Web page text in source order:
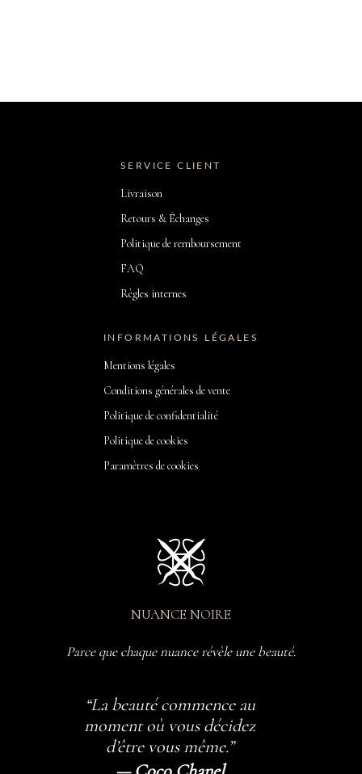
SERVICE CLIENT
Livraison
Retours & Échanges
Politique de remboursement
FAQ
Règles internes
INFORMATIONS LÉGALES
Mentions légales
Conditions générales de vente
Politique de confidentialité
Politique de cookies
Paramètres de cookies
NUANCE NOIRE
Parce que chaque nuance révèle une beauté.
“La beauté commence au
moment où vous décidez
d’être vous même.”